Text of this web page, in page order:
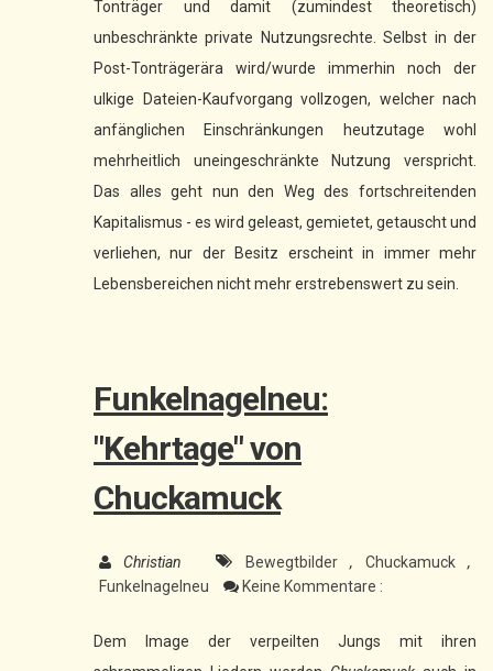
Tonträger und damit (zumindest theoretisch)
unbeschränkte private Nutzungsrechte. Selbst in der
Post-Tonträgerära wird/wurde immerhin noch der
ulkige Dateien-Kaufvorgang vollzogen, welcher nach
anfänglichen Einschränkungen heutzutage wohl
mehrheitlich uneingeschränkte Nutzung verspricht.
Das alles geht nun den Weg des fortschreitenden
Kapitalismus - es wird geleast, gemietet, getauscht und
verliehen, nur der Besitz erscheint in immer mehr
Lebensbereichen nicht mehr erstrebenswert zu sein.
Funkelnagelneu:
"Kehrtage" von
Chuckamuck
Christian Bewegtbilder , Chuckamuck,
Funkelnagelneu
Keine Kommentare :
Dem Image der verpeilten Jungs mit ihren